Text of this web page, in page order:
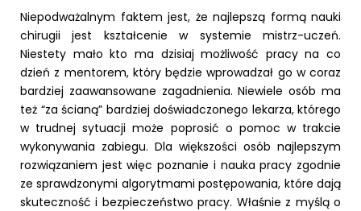
Niepodważalnym faktem jest, że najlepszą formą nauki
chirugii jest kształcenie w systemie mistrz-uczeń.
Niestety mało kto ma dzisiaj możliwość pracy na co
dzień z mentorem, który będzie wprowadzał go w coraz
bardziej zaawansowane zagadnienia. Niewiele osób ma
też “za ścianą” bardziej doświadczonego lekarza, którego
w trudnej sytuacji może poprosić o pomoc w trakcie
wykonywania zabiegu. Dla większości osób najlepszym
rozwiązaniem jest więc poznanie i nauka pracy zgodnie
ze sprawdzonymi algorytmami postępowania, które dają
skuteczność i bezpieczeństwo pracy. Właśnie z myślą o